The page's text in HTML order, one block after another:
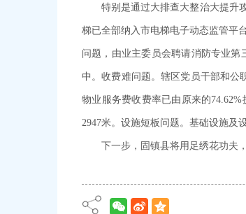
特别是通过大排查大整治大提升
梯已全部纳入市电梯电子动态监管平
问题，由业主委员会聘请消防专业
中。收费难问题。辖区党员干部和公
物业服务费收费率已由原来的
2947米。设施短板问题。基础设施及
下一步，固镇县将用足绣花功夫